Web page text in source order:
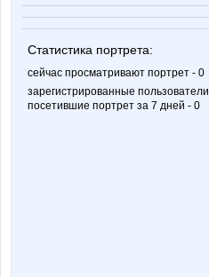
Статистика портрета:
сейчас просматривают портрет - 0
зарегистрированные пользователи
посетившие портрет за 7 дней - 0